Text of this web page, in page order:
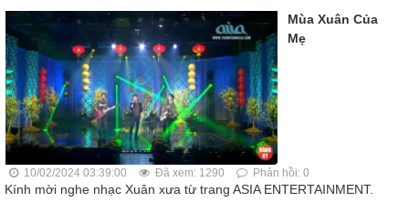
Mùa Xuân Của
Mẹ
10/02/2024 03:39:00 Đã xem: 1290 Phản hồi: 0
Kính mời nghe nhạc Xuân xưa từ trang ASIA ENTERTAINMENT.